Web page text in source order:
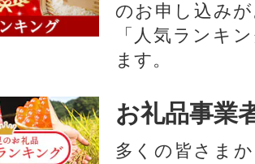
のお申し込み
「人気ランキ
ます。
お礼品事業
多くの皆さま